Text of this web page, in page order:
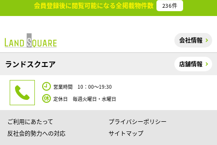
会員登録後に閲覧可能になる全掲載物件数 236件
会社情報
ランドスクエア 店舗情報
営業時間 10：00～19:30
定休日 毎週火曜日・水曜日
ご利用にあたって
プライバシーポリシー
反社会的勢力への対応
サイトマップ